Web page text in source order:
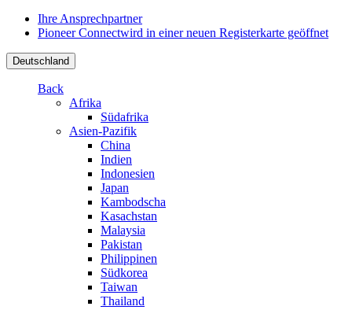
Ihre Ansprechpartner
Pioneer Connectwird in einer neuen Registerkarte geöffnet
Deutschland
Back
Afrika
Südafrika
Asien-Pazifik
China
Indien
Indonesien
Japan
Kambodscha
Kasachstan
Malaysia
Pakistan
Philippinen
Südkorea
Taiwan
Thailand